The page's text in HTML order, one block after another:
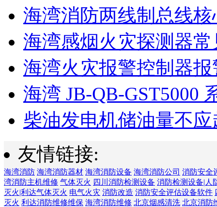
海湾消防两线制总线核
海湾感烟火灾探测器常
海湾火灾报警控制器报
海湾 JB-QB-GST5000
柴油发电机储油量不应
友情链接:
海湾消防 海湾消防器材 海湾消防设备 海湾消防公司 消防安全
湾消防主机维修 气体灭火 四川消防检测设备 消防检测设备|人
灭火|利达气体灭火 电气火灾 消防改造 消防安全评估设备软件
灭火 利达消防维修维保 海湾消防维修 北京烟感清洗 北京消防